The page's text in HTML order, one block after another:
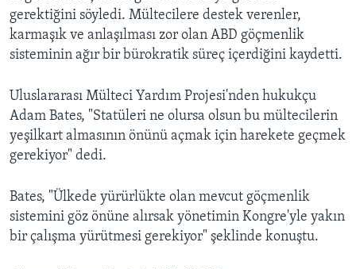
gerektiğini söyledi. Mültecilere destek verenler,
karmaşık ve anlaşılması zor olan ABD göçmenlik
sisteminin ağır bir bürokratik süreç içerdiğini kaydetti.
Uluslararası Mülteci Yardım Projesi'nden hukukçu
Adam Bates, "Statüleri ne olursa olsun bu mültecilerin
yeşilkart almasının önünü açmak için harekete geçmek
gerekiyor" dedi.
Bates, "Ülkede yürürlükte olan mevcut göçmenlik
sistemini göz önüne alırsak yönetimin Kongre'yle yakın
bir çalışma yürütmesi gerekiyor" şeklinde konuştu.